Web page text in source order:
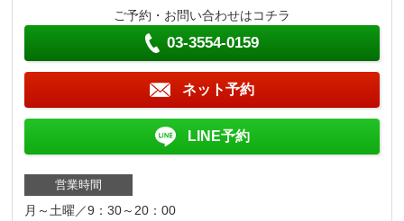
ご予約・お問い合わせはコチラ
03-3554-0159
ネット予約
LINE予約
営業時間
月～土曜／9：30～20：00